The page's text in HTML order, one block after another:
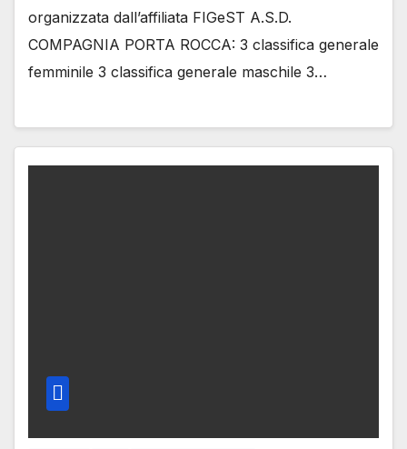
organizzata dall’affiliata FIGeST A.S.D.
COMPAGNIA PORTA ROCCA: 3 classifica generale
femminile 3 classifica generale maschile 3…